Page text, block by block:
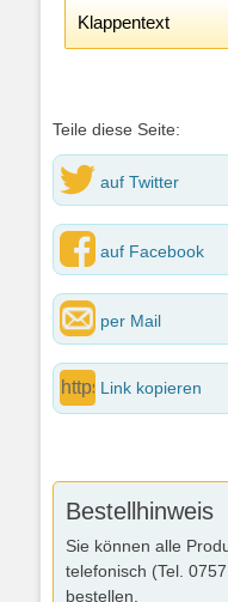
Klappentext
Teile diese Seite:
auf Twitter
auf Facebook
per Mail
Link kopieren
Bestellhinweis
Sie können alle
telefonisch (Tel.
bestellen.